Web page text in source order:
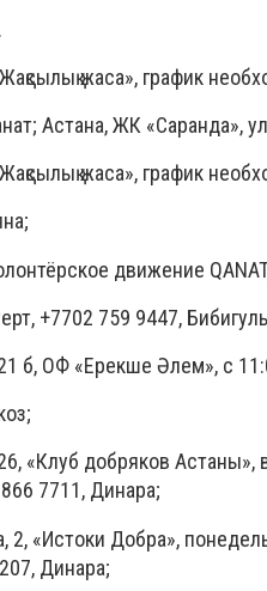
жаса», график
Астана, ЖК «Саранда»,
жаса», график
движение
+7702 759 9447,
б, ОФ «Ерекше Әлем», с
«Клуб добряков Астаны»,
7711, Динара;
2, «Истоки Добра»,
Динара;